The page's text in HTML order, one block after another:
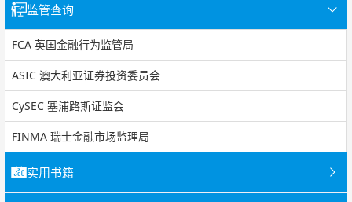
监管查询
FCA 英国金融行为监管局
ASIC 澳大利亚证券投资委员会
CySEC 塞浦路斯证监会
FINMA 瑞士金融市场监理局
实用书籍